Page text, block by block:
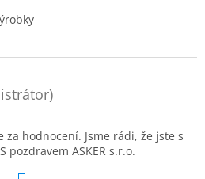
za hodnocení. Jsme rádi, že jste s
pozdravem ASKER s.r.o.